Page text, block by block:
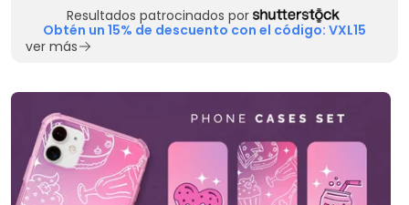
Resultados patrocinados por
Obtén un 15% de descuento con el código: VXL15
ver más